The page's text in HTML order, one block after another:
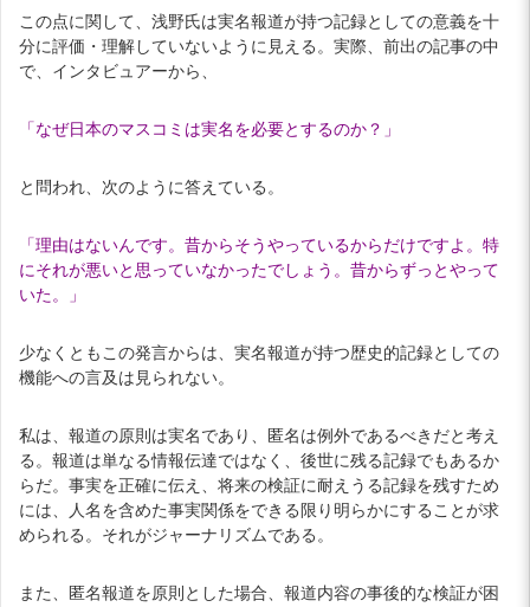
この点に関して、浅野氏は実名報道が持つ記録としての意義を十
分に評価・理解していないように見える。実際、前出の記事の中
で、インタビュアーから、
「なぜ日本のマスコミは実名を必要とするのか？」
と問われ、次のように答えている。
「理由はないんです。昔からそうやっているからだけですよ。特
にそれが悪いと思っていなかったでしょう。昔からずっとやって
いた。」
少なくともこの発言からは、実名報道が持つ歴史的記録としての
機能への言及は見られない。
私は、報道の原則は実名であり、匿名は例外であるべきだと考え
る。報道は単なる情報伝達ではなく、後世に残る記録でもあるか
らだ。事実を正確に伝え、将来の検証に耐えうる記録を残すため
には、人名を含めた事実関係をできる限り明らかにすることが求
められる。それがジャーナリズムである。
また、匿名報道を原則とした場合、報道内容の事後的な検証が困